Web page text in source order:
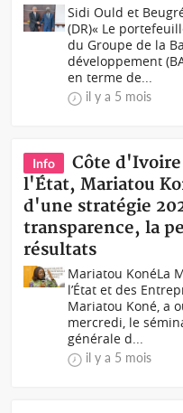
Sidi Ould et
(DR)« Le
du Groupe de la
développement
en terme de...
il y a 5 mois
Info
Côte
l'État, Mariatou
d'une stratégie
transparence, la
résultats
Mariatou KonéLa
l’État et des
Mariatou Koné, a
mercredi, le
générale d...
il y a 5 mois